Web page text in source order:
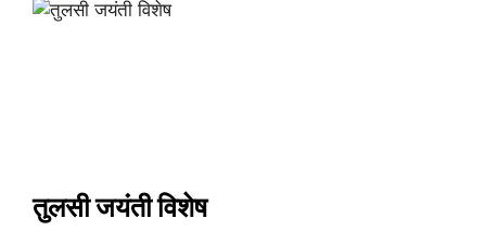
तुलसी जयंती विशेष